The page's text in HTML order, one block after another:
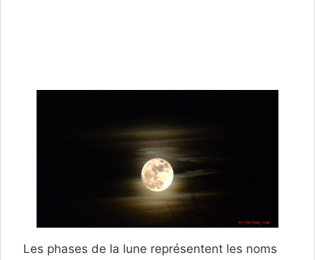
Les phases de la lune représentent les noms